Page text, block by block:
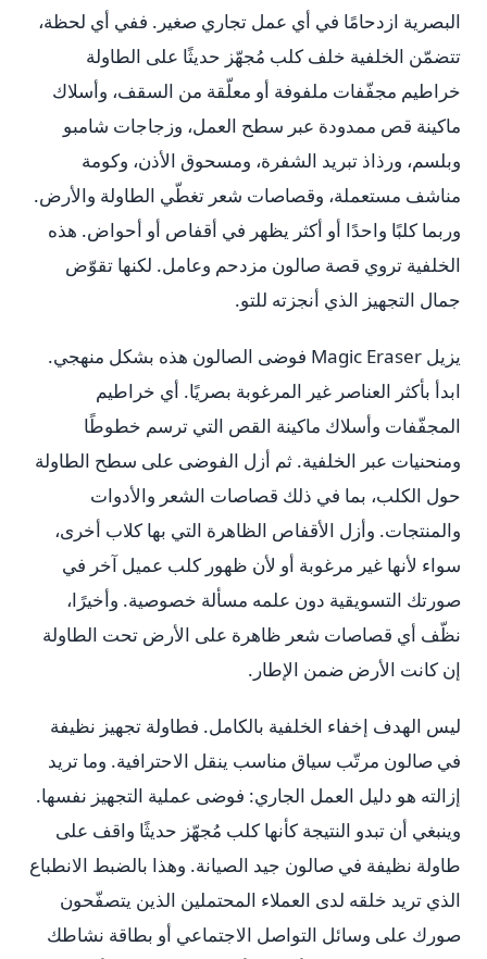
البصرية ازدحامًا في أي عمل تجاري صغير. ففي أي لحظة،
تتضمّن الخلفية خلف كلب مُجهّز حديثًا على الطاولة
خراطيم مجفّفات ملفوفة أو معلّقة من السقف، وأسلاك
ماكينة قص ممدودة عبر سطح العمل، وزجاجات شامبو
وبلسم، ورذاذ تبريد الشفرة، ومسحوق الأذن، وكومة
مناشف مستعملة، وقصاصات شعر تغطّي الطاولة والأرض.
وربما كلبًا واحدًا أو أكثر يظهر في أقفاص أو أحواض. هذه
الخلفية تروي قصة صالون مزدحم وعامل. لكنها تقوّض
جمال التجهيز الذي أنجزته للتو.
يزيل Magic Eraser فوضى الصالون هذه بشكل منهجي.
ابدأ بأكثر العناصر غير المرغوبة بصريًا. أي خراطيم
المجفّفات وأسلاك ماكينة القص التي ترسم خطوطًا
ومنحنيات عبر الخلفية. ثم أزل الفوضى على سطح الطاولة
حول الكلب، بما في ذلك قصاصات الشعر والأدوات
والمنتجات. وأزل الأقفاص الظاهرة التي بها كلاب أخرى،
سواء لأنها غير مرغوبة أو لأن ظهور كلب عميل آخر في
صورتك التسويقية دون علمه مسألة خصوصية. وأخيرًا،
نظّف أي قصاصات شعر ظاهرة على الأرض تحت الطاولة
إن كانت الأرض ضمن الإطار.
ليس الهدف إخفاء الخلفية بالكامل. فطاولة تجهيز نظيفة
في صالون مرتّب سياق مناسب ينقل الاحترافية. وما تريد
إزالته هو دليل العمل الجاري: فوضى عملية التجهيز نفسها.
وينبغي أن تبدو النتيجة كأنها كلب مُجهّز حديثًا واقف على
طاولة نظيفة في صالون جيد الصيانة. وهذا بالضبط الانطباع
الذي تريد خلقه لدى العملاء المحتملين الذين يتصفّحون
صورك على وسائل التواصل الاجتماعي أو بطاقة نشاطك